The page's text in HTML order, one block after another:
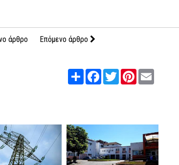
άρθρο Επόμενο άρθρο
Share FacebookTwitterPinterest